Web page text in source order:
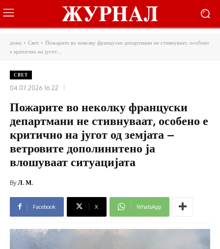
дома Свет
Пожарите во неколку француски департмани не стивнуваат, особено
е критично на југот...
СВЕТ
04.07.2026 16:22
Пожарите во неколку француски
департмани не стивнуваат, особено е
критично на југот од земјата –
ветровите дополинитено ја
влошуваат ситуацијата
ByЛ. М.
Facebook X WhatsApp